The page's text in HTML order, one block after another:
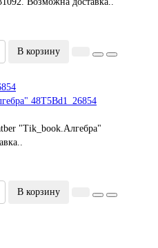
В корзину
48Т5Bd1_26854
"Tik_book.Алгебра"
В корзину